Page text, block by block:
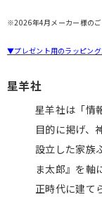
※2026年4月メーカー様のご
▼プレゼント用のラッピン
星羊社
星羊社は「情
目的に掲げ、
設立した家族
ま太郎』を軸
正時代に建て